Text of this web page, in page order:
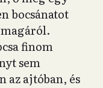
bocsánatot
finom
sem
az ajtóban, és